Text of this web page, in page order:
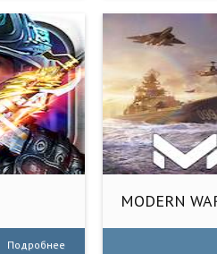
Подробнее
MODERN